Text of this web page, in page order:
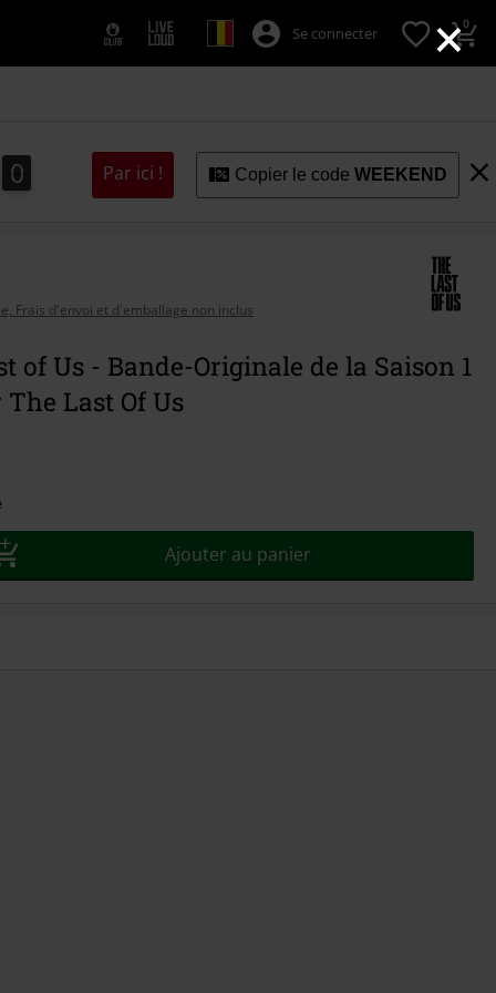
×
Se connecter 0
8
9
8
0
9 Par ici ! Copier le codeWEEKEND
Frais d'envoi et d'emballage non inclus
of Us - Bande-Originale de la Saison 1
The Last Of Us
Ajouter au panier